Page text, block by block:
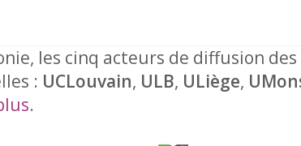
les cinq acteurs de diffusion des
: UCLouvain, ULB, ULiège,
.